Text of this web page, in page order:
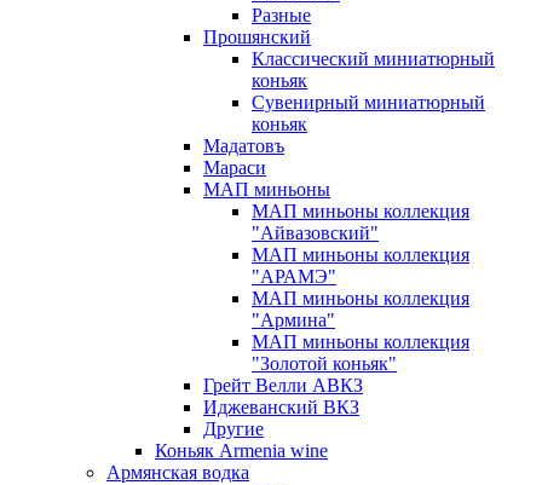
Разные
Прошянский
Классический миниатюрный
коньяк
Сувенирный миниатюрный
коньяк
Мадатовъ
Мараси
МАП миньоны
МАП миньоны коллекция
"Айвазовский"
МАП миньоны коллекция
"АРАМЭ"
МАП миньоны коллекция
"Армина"
МАП миньоны коллекция
"Золотой коньяк"
Грейт Велли АВКЗ
Иджеванский ВКЗ
Другие
Коньяк Armenia wine
Армянская водка